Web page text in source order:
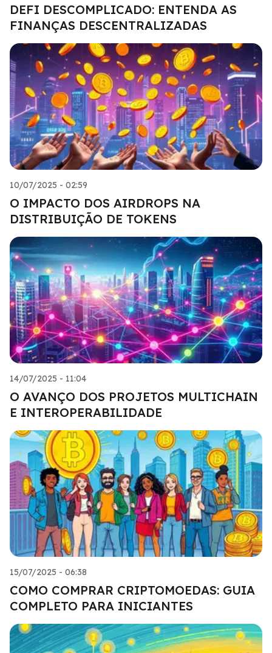
DEFI DESCOMPLICADO: ENTENDA AS
FINANÇAS DESCENTRALIZADAS
10/07/2025 - 02:59
O IMPACTO DOS AIRDROPS NA
DISTRIBUIÇÃO DE TOKENS
14/07/2025 - 11:04
O AVANÇO DOS PROJETOS MULTICHAIN
E INTEROPERABILIDADE
15/07/2025 - 06:38
COMO COMPRAR CRIPTOMOEDAS: GUIA
COMPLETO PARA INICIANTES